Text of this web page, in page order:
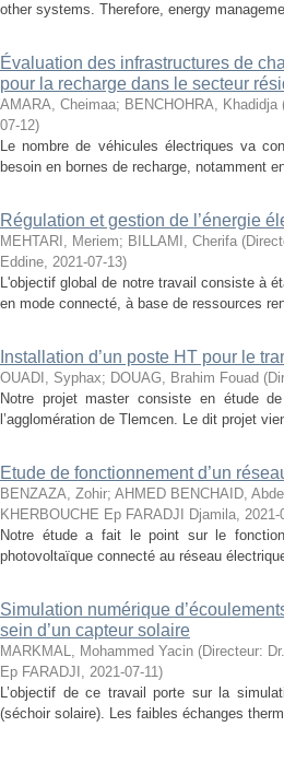
other systems. Therefore, energy
Évaluation des infrastructures de
pour la recharge dans le secteur
AMARA, Cheimaa; BENCHOHRA, Khadidja
07-12)
Le nombre de véhicules électriques va
besoin en bornes de recharge, notamment
Régulation et gestion de l’énergie
MEHTARI, Meriem; BILLAMI, Cherifa (
Eddine, 2021-07-13)
L'objectif global de notre travail consiste à
en mode connecté, à base de ressources
Installation d’un poste HT pour le
OUADI, Syphax; DOUAG, Brahim Fouad (
Notre projet master consiste en étude
l’agglomération de Tlemcen. Le dit projet
Etude de fonctionnement d’un
BENZAZA, Zohir; AHMED BENCHAID,
KHERBOUCHE Ep FARADJI Djamila, 2021-
Notre étude a fait le point sur le
photovoltaïque connecté au réseau
Simulation numérique
sein d’un capteur solaire
MARKMAL, Mohammed Yacin (Directeur:
Ep FARADJI , 2021-07-11)
L’objectif de ce travail porte sur la
(séchoir solaire). Les faibles échanges